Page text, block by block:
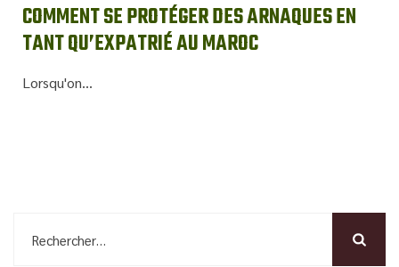
COMMENT SE PROTÉGER DES ARNAQUES EN
TANT QU’EXPATRIÉ AU MAROC
Lorsqu'on...